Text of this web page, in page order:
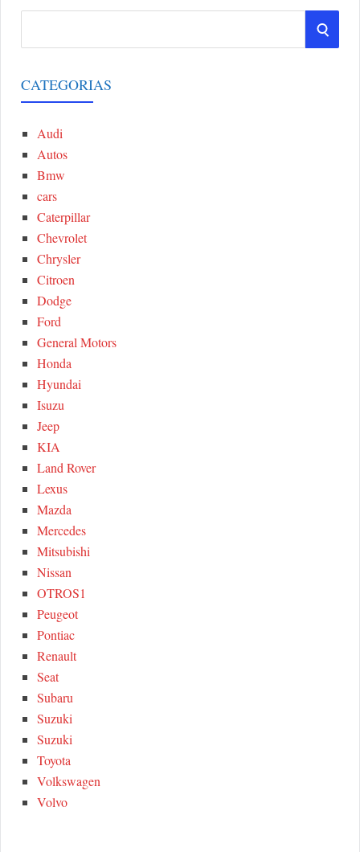
r
c
S
CATEGORIAS
Audi
Autos
Bmw
cars
Caterpillar
Chevrolet
Chrysler
Citroen
Dodge
Ford
General Motors
Honda
Hyundai
Isuzu
Jeep
KIA
Land Rover
Lexus
Mazda
Mercedes
Mitsubishi
Nissan
OTROS1
Peugeot
Pontiac
Renault
Seat
Subaru
Suzuki
Suzuki
Toyota
Volkswagen
Volvo